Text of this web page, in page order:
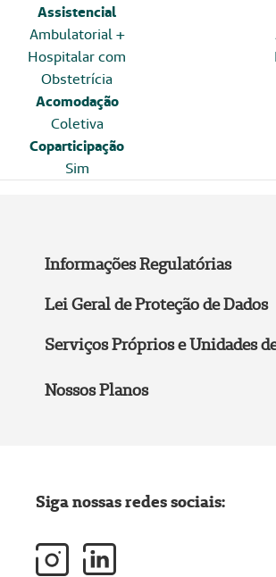
Assistencial
Ambulatorial +
Hospitalar com
Obstetrícia
Acomodação
Coletiva
Coparticipação
Sim
Informações Regulatórias
Lei Geral de Proteção de Dados
Serviços Próprios e Unidades
Nossos Planos
Siga nossas redes sociais: